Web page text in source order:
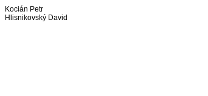
Kocián Petr
Hlisnikovský David